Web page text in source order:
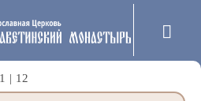
| 12